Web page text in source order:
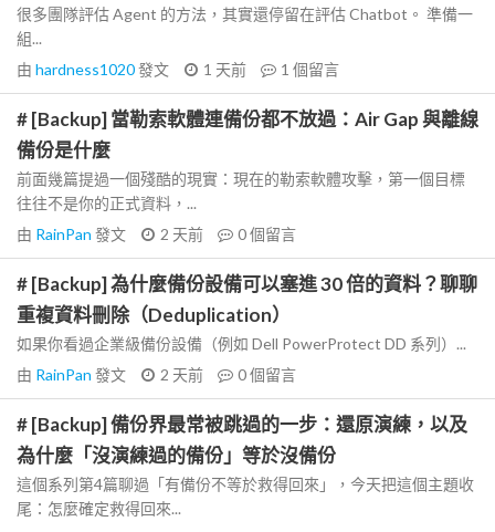
很多團隊評估 Agent 的方法，其實還停留在評估 Chatbot。 準備一
組...
由 hardness1020發文 1 天前 1 個留言
# [Backup] 當勒索軟體連備份都不放過：Air Gap 與離線
備份是什麼
前面幾篇提過一個殘酷的現實：現在的勒索軟體攻擊，第一個目標
往往不是你的正式資料，...
由 RainPan 發文 2 天前 0個留言
# [Backup] 為什麼備份設備可以塞進 30 倍的資料？聊聊
重複資料刪除（Deduplication）
如果你看過企業級備份設備（例如 Dell PowerProtect DD 系列）...
由 RainPan 發文 2 天前 0個留言
# [Backup] 備份界最常被跳過的一步：還原演練，以及
為什麼「沒演練過的備份」等於沒備份
這個系列第4篇聊過「有備份不等於救得回來」，今天把這個主題收
尾：怎麼確定救得回來...